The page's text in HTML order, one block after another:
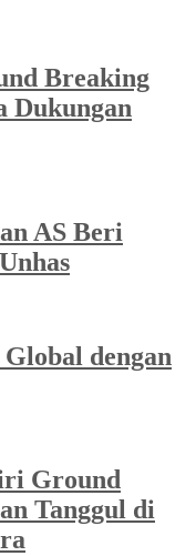
Breaking
Dukungan
AS Beri
dengan
Ground
Tanggul di